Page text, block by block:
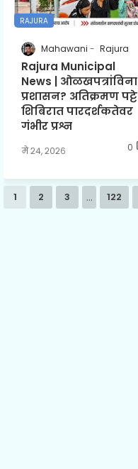
RAJURA
Mahawani Rajura
Rajura Municipal
News | ओळखपत्रांविना
प्रशासन? अतिक्रमण पट्टे
शिबिरात पारदर्शकतेवर
गंभीर प्रश्न
मे २४, २०२६ 0
1 2 3 ... 122